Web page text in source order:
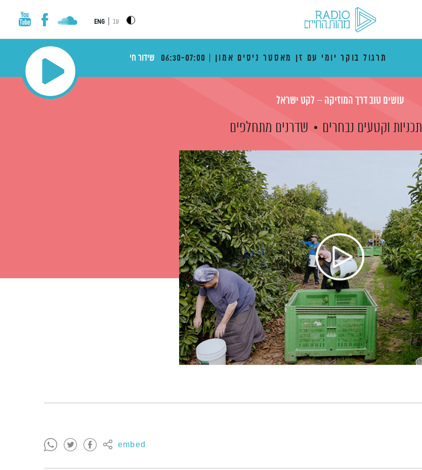
עב ENG
תרגול בוקר יומי עם זן מאסטר ניסים אמון 06:30-07:00 שידור חי
עושים טוב דרך המוזיקה – לקט ישראל
תכניות וקטעים נבחרים שדרנים מתחלפים
embed